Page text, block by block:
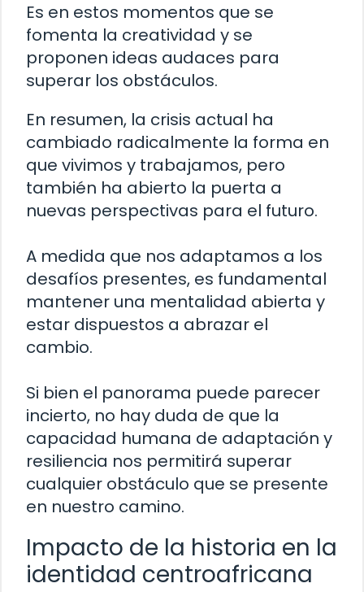
Es en estos momentos que se
fomenta la creatividad y se
proponen ideas audaces para
superar los obstáculos.
En resumen, la crisis actual ha
cambiado radicalmente la forma en
que vivimos y trabajamos, pero
también ha abierto la puerta a
nuevas perspectivas para el futuro.
A medida que nos adaptamos a los
desafíos presentes, es fundamental
mantener una mentalidad abierta y
estar dispuestos a abrazar el
cambio.
Si bien el panorama puede parecer
incierto, no hay duda de que la
capacidad humana de adaptación y
resiliencia nos permitirá superar
cualquier obstáculo que se presente
en nuestro camino.
Impacto de la historia en la
identidad centroafricana